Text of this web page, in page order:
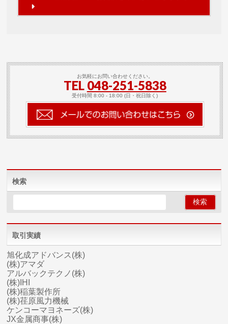
お気軽にお問い合わせください。
TEL 048-251-5838
受付時間 8:00 - 18:00 (日・祝日除く)
検索
取引実績
旭化成アドバンス(株)
(株)アマダ
アルバックテクノ(株)
(株)IHI
(株)稲葉製作所
(株)荏原風力機械
ケンコーマヨネーズ(株)
JX金属商事(株)